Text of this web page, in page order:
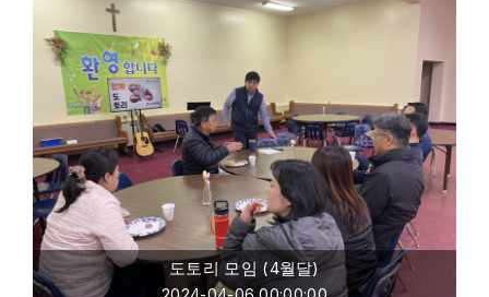
도토리 모임 (4월달)